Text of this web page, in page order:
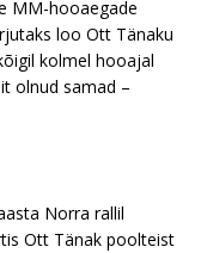
MM-hooaegade
loo Ott Tänaku
kolmel hooajal
olnud samad –
Norra rallil
Ott Tänak poolteist